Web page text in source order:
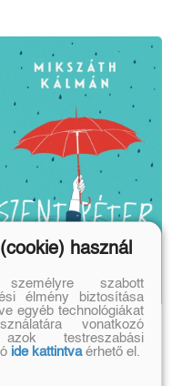
Péter esernyője
használ
személyre szabott
élmény biztosítása
egyéb technológiákat
vonatkozó
testreszabási
ide kattintvaérhető el.